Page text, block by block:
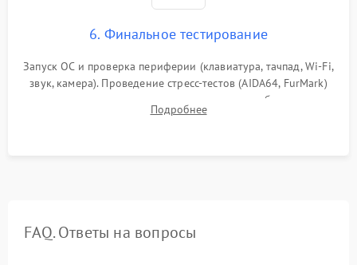
6. Финальное тестирование
Запуск ОС и проверка периферии (клавиатура, тачпад, Wi-Fi,
звук, камера). Проведение стресс-тестов (AIDA64, FurMark)
для контроля температурного режима и стабильности
системы под пиковой нагрузкой.
Подробнее
FAQ. Ответы на вопросы